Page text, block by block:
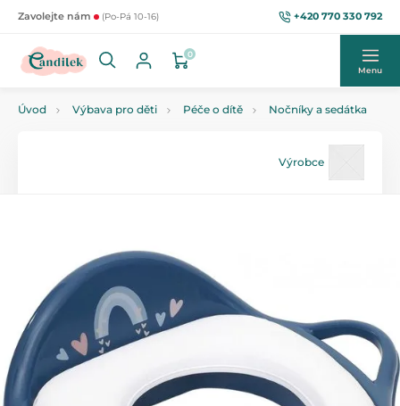
Zavolejte nám (Po-Pá 10-16) +420 770 330 792
0
Menu
Úvod Výbava pro děti Péče o dítě Nočníky a sedátka
Výrobce